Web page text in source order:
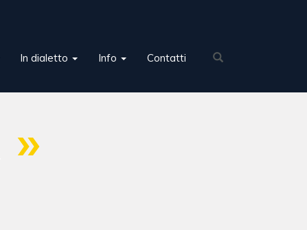
In dialetto Info Contatti